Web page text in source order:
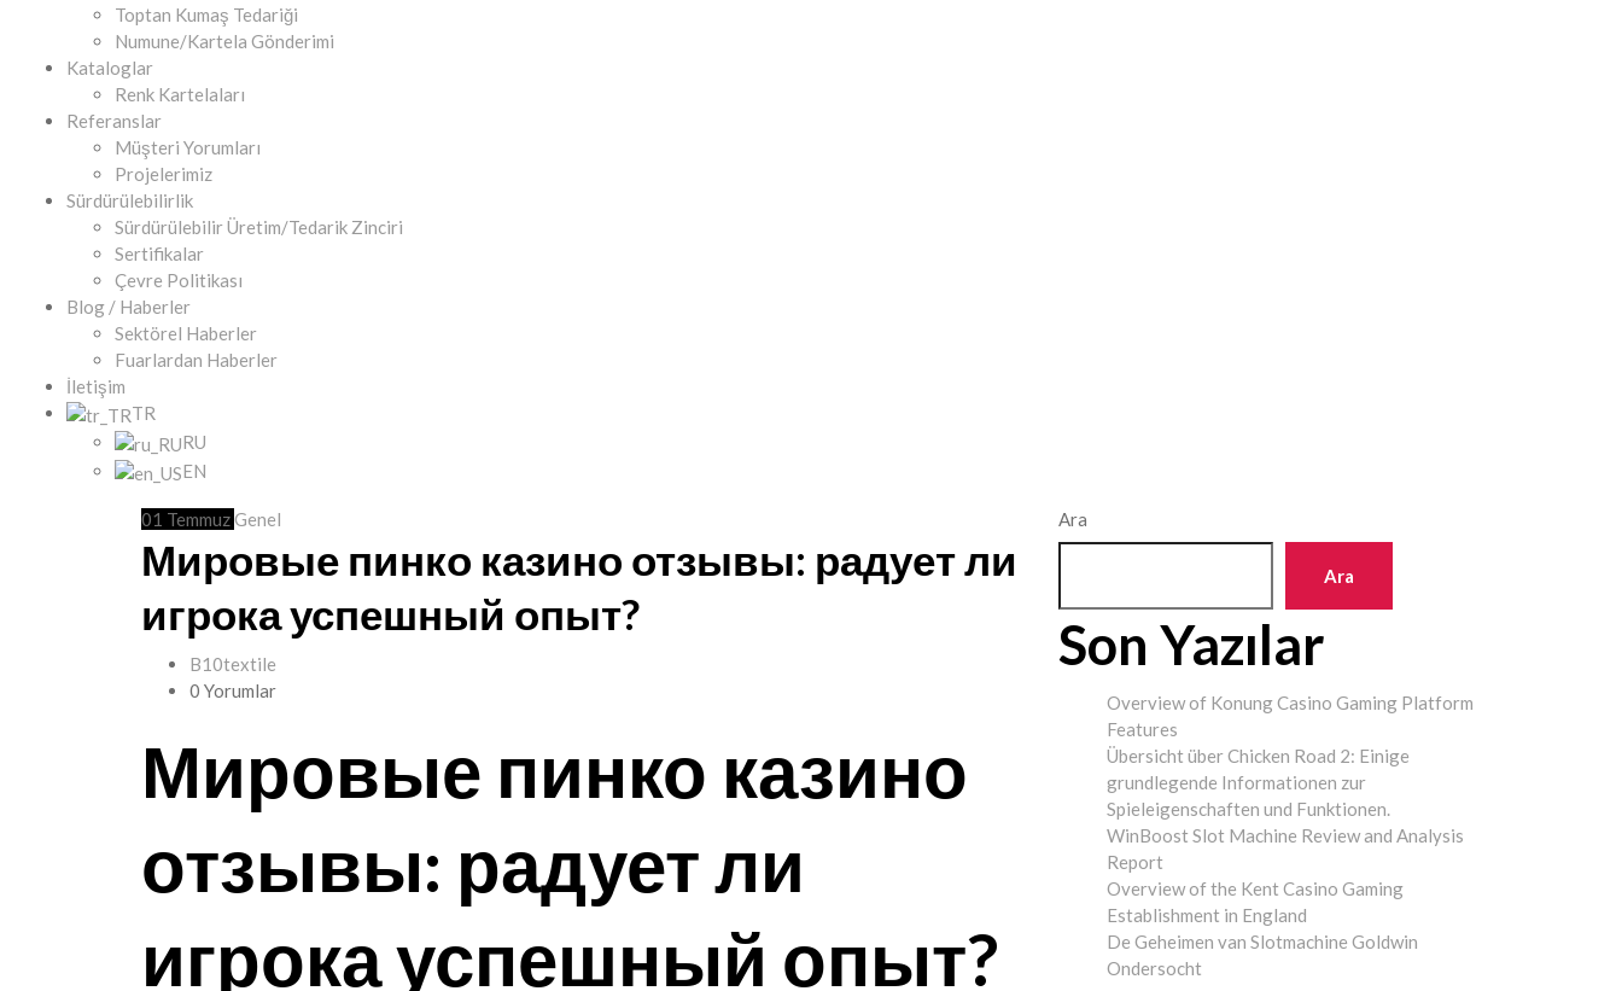
Toptan Kumaş Tedariği
Numune/Kartela Gönderimi
Kataloglar
Renk Kartelaları
Referanslar
Müşteri Yorumları
Projelerimiz
Sürdürülebilirlik
Sürdürülebilir Üretim/Tedarik Zinciri
Sertifikalar
Çevre Politikası
Blog / Haberler
Sektörel Haberler
Fuarlardan Haberler
İletişim
TR
RU
EN
01 TemmuzGenel
Мировые пинко казино отзывы: радует ли
игрока успешный опыт?
B10textile
0 Yorumlar
Мировые пинко казино
отзывы: радует ли
игрока успешный опыт?
Ara
Ara
Son Yazılar
Overview of Konung Casino Gaming Platform
Features
Übersicht über Chicken Road 2: Einige
grundlegende Informationen zur
Spieleigenschaften und Funktionen.
WinBoost Slot Machine Review and Analysis
Report
Overview of the Kent Casino Gaming
Establishment in England
De Geheimen van Slotmachine Goldwin
Ondersocht